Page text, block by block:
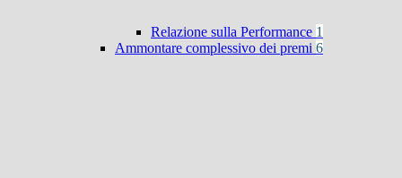
Relazione sulla Performance 1
Ammontare complessivo dei premi 6